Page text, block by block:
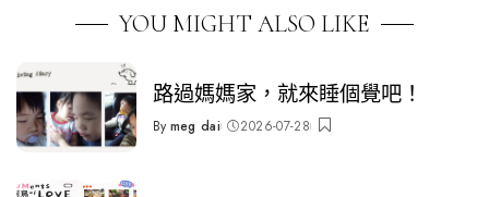
YOU MIGHT ALSO LIKE
路過媽媽家，就來睡個覺吧！
Posted
By meg dai 2026-07-28